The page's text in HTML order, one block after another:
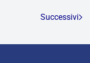
Successivi